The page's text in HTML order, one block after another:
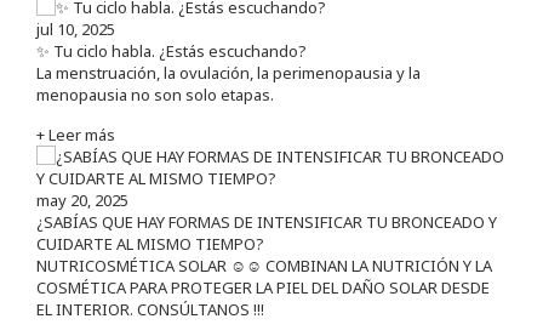
jul 10, 2025
✨ Tu ciclo habla. ¿Estás escuchando?
La menstruación, la ovulación, la perimenopausia y la
menopausia no son solo etapas.
+ Leer más
may 20, 2025
¿SABÍAS QUE HAY FORMAS DE INTENSIFICAR TU BRONCEADO Y
CUIDARTE AL MISMO TIEMPO?
NUTRICOSMÉTICA SOLAR ☺️☺️ COMBINAN LA NUTRICIÓN Y LA
COSMÉTICA PARA PROTEGER LA PIEL DEL DAÑO SOLAR DESDE
EL INTERIOR. CONSÚLTANOS !!!